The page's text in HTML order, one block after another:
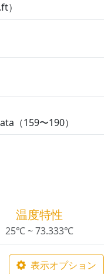
）
（159〜190）
温度特性
25℃ ~ 73.333℃
表示オプション